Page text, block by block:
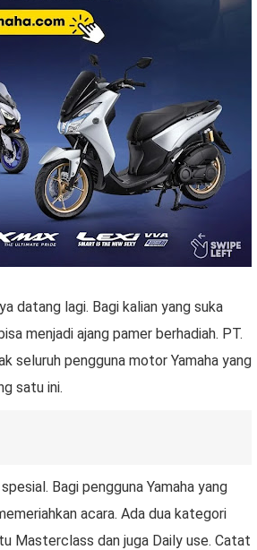
datang lagi. Bagi kalian yang suka
menjadi ajang pamer berhadiah. PT.
seluruh pengguna motor Yamaha yang
satu ini.
Bagi pengguna Yamaha yang
acara. Ada dua kategori
Masterclass dan juga Daily use. Catat